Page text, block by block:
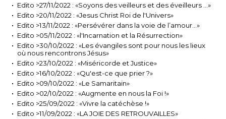
Edito >27/11/2022 : «Soyons des veilleurs et des éveilleurs …»
Edito >20/11/2022 : «Jesus Christ Roi de l'Univers»
Edito >13/11/2022 : «Persévérer dans la voie de l’amour…»
Edito >05/11/2022 : «l'Incarnation et la Résurrection»
Edito >30/10/2022 : «Les évangiles sont pour nous les lieux
où nous rencontrons Jésus»
Edito >23/10/2022 : «Miséricorde et Justice»
Edito >16/10/2022 : «Qu'est-ce que prier ?»
Edito >09/10/2022 : «Le Samaritain»
Edito >02/10/2022 : «Augmente en nous la Foi !»
Edito >25/09/2022 : «Vivre la catéchèse !»
Edito >11/09/2022 : «LA JOIE DES RETROUVAILLES»